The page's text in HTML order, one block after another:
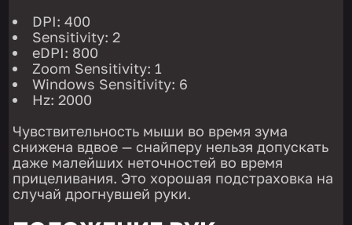
DPI: 400
Sensitivity: 2
eDPI: 800
Zoom Sensitivity: 1
Windows Sensitivity: 6
Hz: 2000
Чувствительность мыши во время зума
снижена вдвое — снайперу нельзя допускать
даже малейших неточностей во время
прицеливания. Это хорошая подстраховка на
случай дрогнувшей руки.